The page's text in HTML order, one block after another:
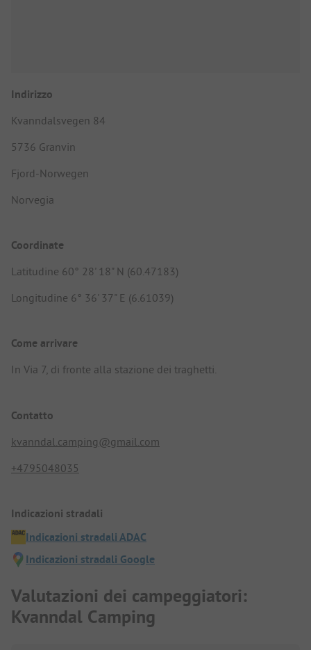
Indirizzo
Kvanndalsvegen 84
5736 Granvin
Fjord-Norwegen
Norvegia
Coordinate
Latitudine 60° 28' 18" N (60.47183)
Longitudine 6° 36' 37" E (6.61039)
Come arrivare
In Via 7, di fronte alla stazione dei traghetti.
Contatto
kvanndal.camping@gmail.com
+4795048035
Indicazioni stradali
Indicazioni stradali ADAC
Indicazioni stradali Google
Valutazioni dei campeggiatori:
Kvanndal Camping